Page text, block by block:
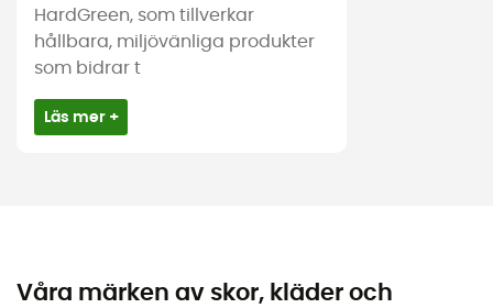
HardGreen, som tillverkar
hållbara, miljövänliga produkter
som bidrar t
Läs mer +
Våra märken av skor, kläder och